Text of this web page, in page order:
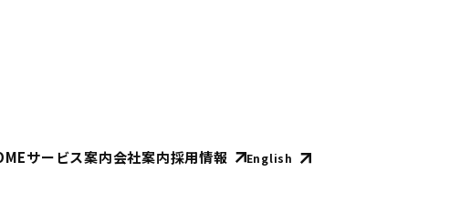
サービス案内会社案内採用情報 English